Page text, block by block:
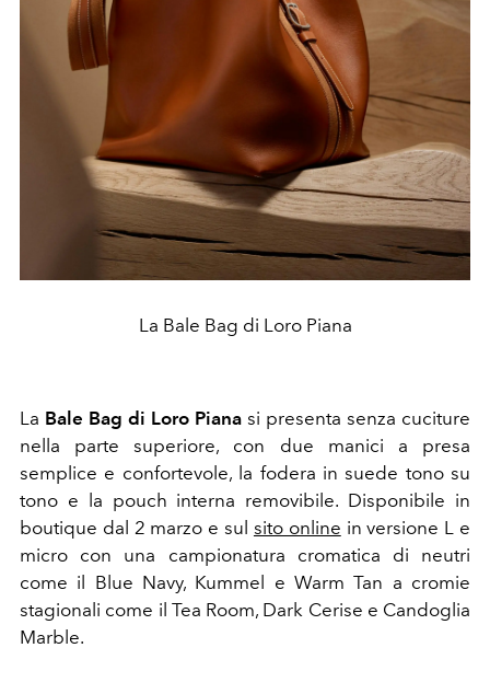
La Bale Bag di Loro Piana
La Bale Bag di Loro Piana si presenta senza cuciture
nella parte superiore, con due manici a presa
semplice e confortevole, la fodera in suede tono su
tono e la pouch interna removibile. Disponibile in
boutique dal 2 marzo e sul sito online in versione L e
micro con una campionatura cromatica di neutri
come il Blue Navy, Kummel e Warm Tan a cromie
stagionali come il Tea Room, Dark Cerise e Candoglia
Marble.